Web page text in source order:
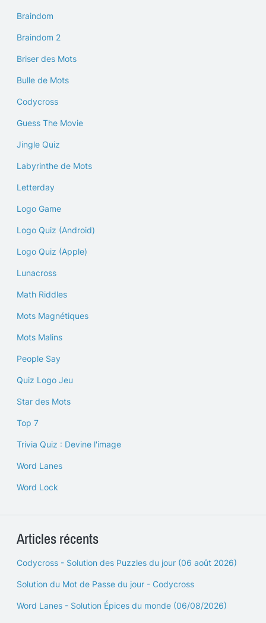
Braindom
Braindom 2
Briser des Mots
Bulle de Mots
Codycross
Guess The Movie
Jingle Quiz
Labyrinthe de Mots
Letterday
Logo Game
Logo Quiz (Android)
Logo Quiz (Apple)
Lunacross
Math Riddles
Mots Magnétiques
Mots Malins
People Say
Quiz Logo Jeu
Star des Mots
Top 7
Trivia Quiz : Devine l'image
Word Lanes
Word Lock
Articles récents
Codycross - Solution des Puzzles du jour (06 août 2026)
Solution du Mot de Passe du jour - Codycross
Word Lanes - Solution Épices du monde (06/08/2026)